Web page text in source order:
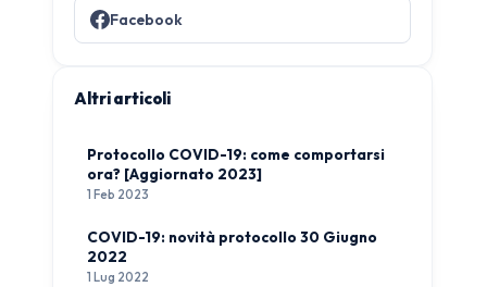
Facebook
Altri articoli
Protocollo COVID-19: come comportarsi
ora? [Aggiornato 2023]
1 Feb 2023
COVID-19: novità protocollo 30 Giugno
2022
1 Lug 2022